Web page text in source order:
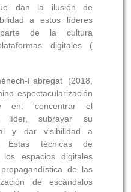
dan la ilusión de
a estos líderes
de la cultura
digitales (
Fabregat (2018,
espectacularización
en: 'concentrar el
líder, subrayar su
y dar visibilidad a
Estas técnicas de
los espacios digitales
de las
de escándalos